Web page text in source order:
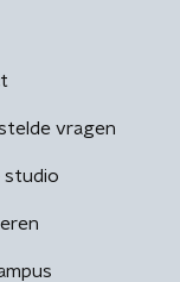
vragen
studio